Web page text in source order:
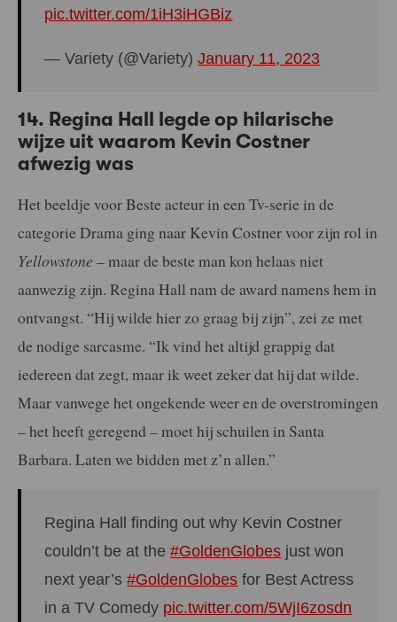
pic.twitter.com/1iH3iHGBiz
— Variety (@Variety)January 11, 2023
14. Regina Hall legde op hilarische
wijze uit waarom Kevin Costner
afwezig was
Het beeldje voor Beste acteur in een Tv-serie in de
categorie Drama ging naar Kevin Costner voor zijn rol in
Yellowstone – maar de beste man kon helaas niet
aanwezig zijn. Regina Hall nam de award namens hem in
ontvangst. “Hij wilde hier zo graag bij zijn”, zei ze met
de nodige sarcasme. “Ik vind het altijd grappig dat
iedereen dat zegt, maar ik weet zeker dat hij dat wilde.
Maar vanwege het ongekende weer en de overstromingen
– het heeft geregend – moet hij schuilen in Santa
Barbara. Laten we bidden met z’n allen.”
Regina Hall finding out why Kevin Costner
couldn’t be at the#GoldenGlobes just won
next year’s#GoldenGlobes for Best Actress
in a TV Comedy pic.twitter.com/5WjI6zosdn